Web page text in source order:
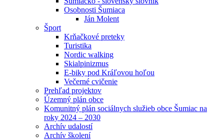
Osobnosti Šumiaca
Ján Molent
Šport
Krňačkové preteky
Turistika
Nordic walking
Skialpinizmus
E-biky pod Kráľovou hoľou
Večerné cvičenie
Prehľad projektov
Územný plán obce
Komunitný plán sociálnych služieb obce Šumiac na
roky 2024 – 2030
Archív udalostí
Archív školení